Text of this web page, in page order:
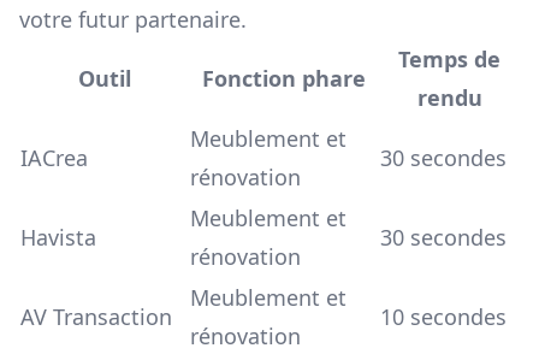
votre futur partenaire.
Outil Fonction phare
Temps de
rendu
IACrea
Meublement et
rénovation
30 secondes
Havista
Meublement et
rénovation
30 secondes
AV Transaction
Meublement et
rénovation
10 secondes